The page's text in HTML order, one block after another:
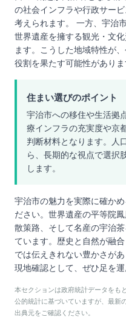
の社会インフラや行政サー
考えられます。 一方、宇治
世界遺産を擁する観光・文
ます。こうした地域特性が
役割を果たす可能性がありま
住まい選びのポイント
宇治市への移住や生活拠
療インフラの充実度や京
判断材料となります。人
ら、長期的な視点で選択
します。
宇治市の魅力を実際に確か
ださい。世界遺産の平等院
散策路、そして名産の宇治
ています。歴史と自然が融
では伝えきれない豊かさが
現地確認として、ぜひ足を
本セクションは政府統計データをも
公的統計に基づいていますが、最新
出典元をご確認ください。